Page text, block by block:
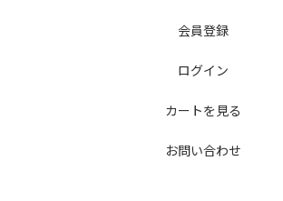
会員登録
ログイン
カートを見る
お問い合わせ